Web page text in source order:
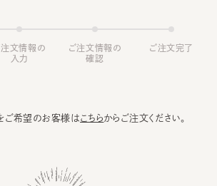
注文情報の
入力
ご注文情報の
確認
ご注文完了
ご希望のお客様はこちらからご注文ください。